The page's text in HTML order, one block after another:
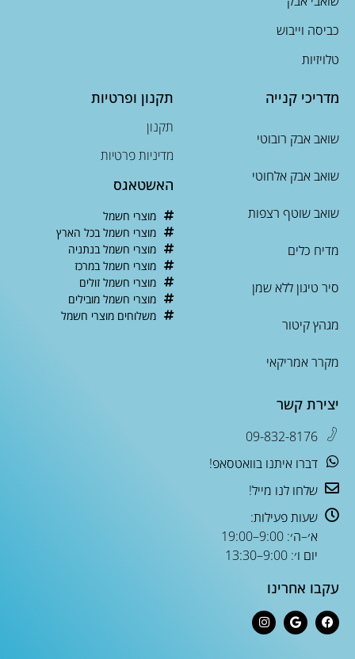
כביסה וייבוש
טלויזיות
מדריכי קנייה
שואב אבק רובוטי
שואב אבק אלחוטי
שואב שוטף רצפות
מדיח כלים
סיר טיגון ללא שמן
מגהץ קיטור
מקרר אמריקאי
תקנון ופרטיות
תקנון
מדיניות פרטיות
האשטאגס
מוצרי חשמל
מוצרי חשמל בכל הארץ
מוצרי חשמל בנתניה
מוצרי חשמל במרכז
מוצרי חשמל זולים
מוצרי חשמל מובילים
משלוחים מוצרי חשמל
יצירת קשר
09-832-8176
דברו איתנו בוואטסאפ!
שלחו לנו מייל!
שעות פעילות:
א׳–ה׳: 9:00–19:00
יום ו׳: 9:00–13:30
עקבו אחרינו